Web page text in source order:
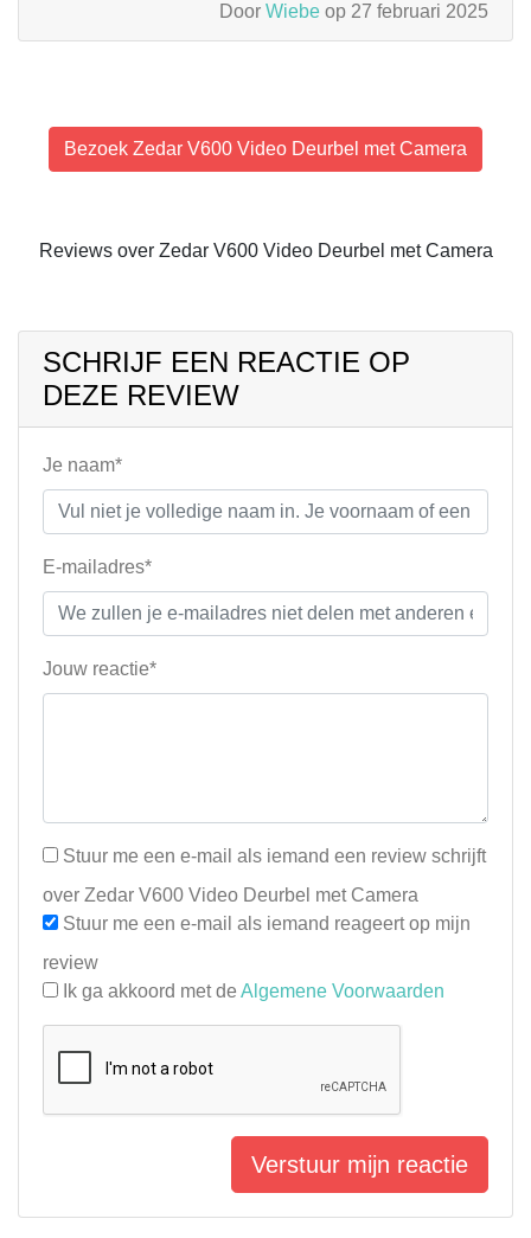
Door Wiebe op 27 februari 2025
Bezoek Zedar V600 Video Deurbel met Camera
Reviews over Zedar V600 Video Deurbel met Camera
SCHRIJF EEN REACTIE OP
DEZE REVIEW
Je naam*
E-mailadres*
Jouw reactie*
Stuur me een e-mail als iemand een review schrijft
over Zedar V600 Video Deurbel met Camera
Stuur me een e-mail als iemand reageert op mijn
review
Ik ga akkoord met de Algemene Voorwaarden
Verstuur mijn reactie